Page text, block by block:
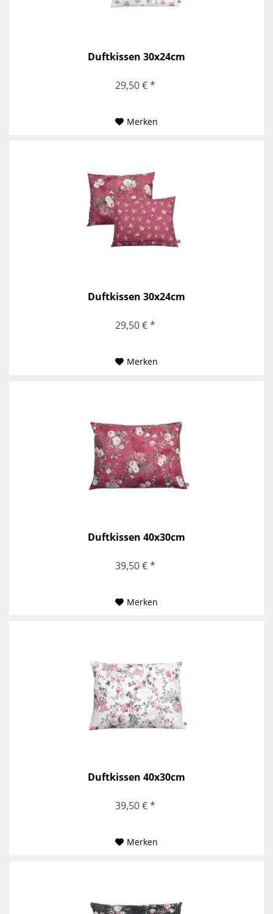
Duftkissen 30x24cm
29,50 € *
Merken
Duftkissen 30x24cm
29,50 € *
Merken
Duftkissen 40x30cm
39,50 € *
Merken
Duftkissen 40x30cm
39,50 € *
Merken